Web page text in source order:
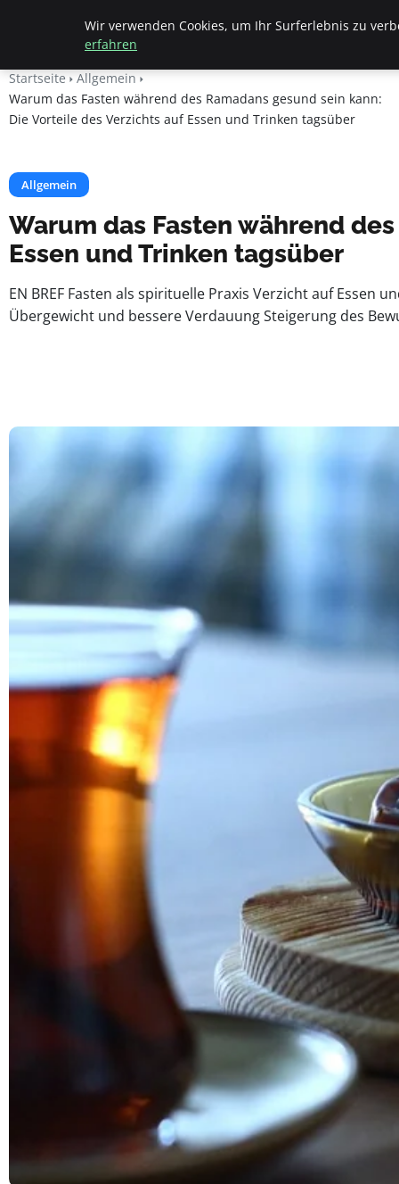
Beyond Surface
Startseite
Allgemein
Warum das Fasten während des Ramadans gesund sein kann:
Die Vorteile des Verzichts auf Essen und Trinken tagsüber
Allgemein
Warum das Fasten während
Essen und Trinken tagsüber
EN BREF Fasten als spirituelle Praxis Verzicht auf Essen
Übergewicht und bessere Verdauung Steigerung des
Wir verwenden Cookies, um Ihr Surferlebnis zu
erfahren